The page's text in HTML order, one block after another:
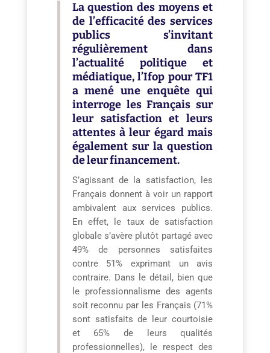
La question des moyens et
de l’efficacité des services
publics s’invitant
régulièrement dans
l’actualité politique et
médiatique, l’Ifop pour TF1
a mené une enquête qui
interroge les Français sur
leur satisfaction et leurs
attentes à leur égard mais
également sur la question
de leur financement.
S’agissant de la satisfaction, les
Français donnent à voir un rapport
ambivalent aux services publics.
En effet, le taux de satisfaction
globale s’avère plutôt partagé avec
49% de personnes satisfaites
contre 51% exprimant un avis
contraire. Dans le détail, bien que
le professionnalisme des agents
soit reconnu par les Français (71%
sont satisfaits de leur courtoisie
et 65% de leurs qualités
professionnelles), le respect des